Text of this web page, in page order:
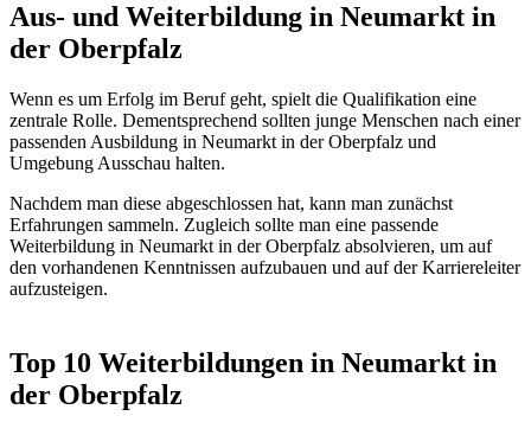
Aus- und Weiterbildung in Neumarkt in
der Oberpfalz
Wenn es um Erfolg im Beruf geht, spielt die Qualifikation eine
zentrale Rolle. Dementsprechend sollten junge Menschen nach einer
passenden Ausbildung in Neumarkt in der Oberpfalz und
Umgebung Ausschau halten.
Nachdem man diese abgeschlossen hat, kann man zunächst
Erfahrungen sammeln. Zugleich sollte man eine passende
Weiterbildung in Neumarkt in der Oberpfalz absolvieren, um auf
den vorhandenen Kenntnissen aufzubauen und auf der Karriereleiter
aufzusteigen.
Top 10 Weiterbildungen in Neumarkt in
der Oberpfalz